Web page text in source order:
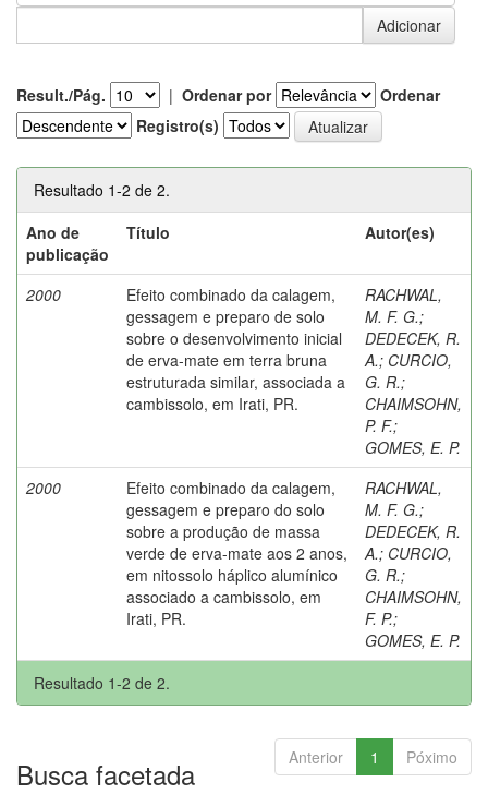
Result./Pág. | Ordenar por
Ordenar
Registro(s)
Resultado 1-2 de 2.
Ano de
publicação
Título Autor(es)
2000
Efeito combinado da calagem,
gessagem e preparo de solo
sobre o desenvolvimento inicial
de erva-mate em terra bruna
estruturada similar, associada a
cambissolo, em Irati, PR.
RACHWAL,
M. F. G.;
DEDECEK, R.
A.; CURCIO,
G. R.;
CHAIMSOHN,
P. F.;
GOMES, E. P.
2000
Efeito combinado da calagem,
gessagem e preparo do solo
sobre a produção de massa
verde de erva-mate aos 2 anos,
em nitossolo háplico alumínico
associado a cambissolo, em
Irati, PR.
RACHWAL,
M. F. G.;
DEDECEK, R.
A.; CURCIO,
G. R.;
CHAIMSOHN,
F. P.;
GOMES, E. P.
Resultado 1-2 de 2.
Anterior 1 Póximo
Busca facetada